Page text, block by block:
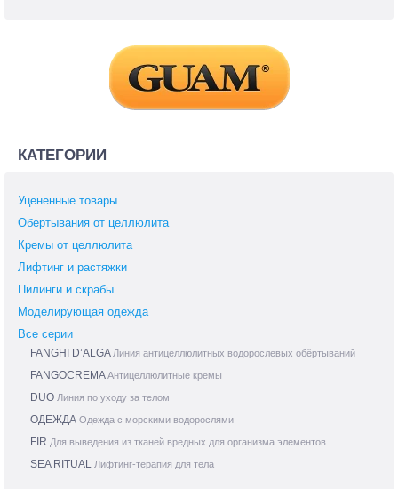
КАТЕГОРИИ
Уцененные товары
Обертывания от целлюлита
Кремы от целлюлита
Лифтинг и растяжки
Пилинги и скрабы
Моделирующая одежда
Все серии
FANGHI D’ALGA Линия антицеллюлитных водорослевых обёртываний
FANGOCREMAАнтицеллюлитные кремы
DUO Линия по уходу за телом
ОДЕЖДА Одежда c морскими водорослями
FIR Для выведения из тканей вредных для организма элементов
SEA RITUAL Лифтинг-терапия для тела